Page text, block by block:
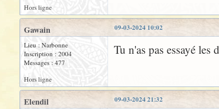
Hors ligne
09-03-2024 10:02
Gawain
Lieu : Narbonne
Inscription : 2004
Messages : 477
Tu n'as pas essayé
Hors ligne
09-03-2024 21:32
Elendil